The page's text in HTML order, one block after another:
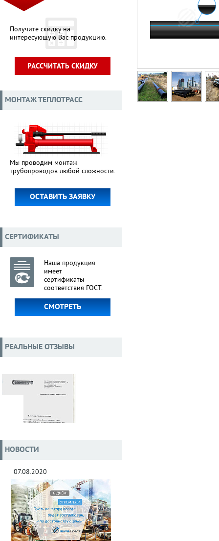
Получите скидку на
интересующую Вас продукцию.
РАССЧИТАТЬ СКИДКУ
МОНТАЖ ТЕПЛОТРАСС
Мы проводим монтаж
трубопроводов любой сложности.
ОСТАВИТЬ ЗАЯВКУ
СЕРТИФИКАТЫ
Наша продукция
имеет
сертификаты
соответствия ГОСТ.
СМОТРЕТЬ
РЕАЛЬНЫЕ ОТЗЫВЫ
НОВОСТИ
07.08.2020